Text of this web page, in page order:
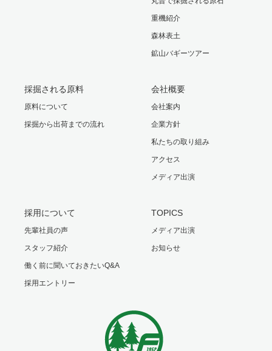
重機紹介
森林表土
鉱山バギーツアー
採掘される原料
原料について
採掘から出荷までの流れ
会社概要
会社案内
企業方針
私たちの取り組み
アクセス
メディア出演
採用について
先輩社員の声
スタッフ紹介
働く前に聞いておきたいQ&A
採用エントリー
TOPICS
メディア出演
お知らせ